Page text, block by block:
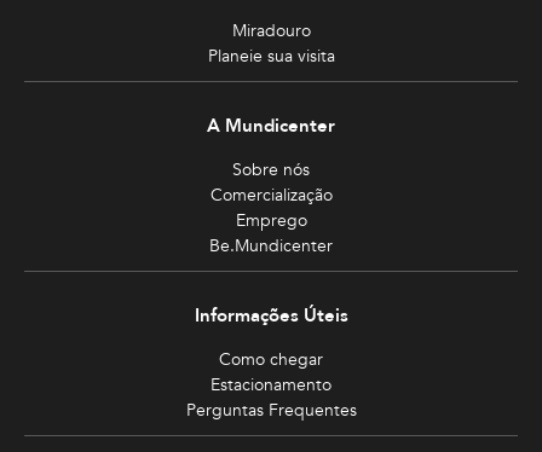
Miradouro
Planeie sua visita
A Mundicenter
Sobre nós
Comercialização
Emprego
Be.Mundicenter
Informações Úteis
Como chegar
Estacionamento
Perguntas Frequentes